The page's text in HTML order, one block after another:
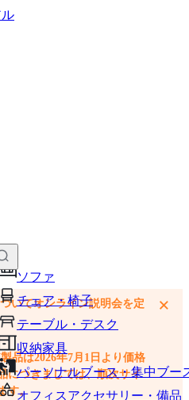
ソファ
チェア・椅子
テーブル・デスク
収納家具
パーソナルブース・集中ブー
オフィスアクセサリー・備品
けて、カートに追加できます
いてオンライン説明会を定
品は2026年7月1日より価格
につきましては、順次サイ
す。
×